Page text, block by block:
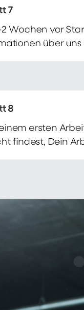
7
2 Wochen vor
über uns
8
ersten
findest, Dein